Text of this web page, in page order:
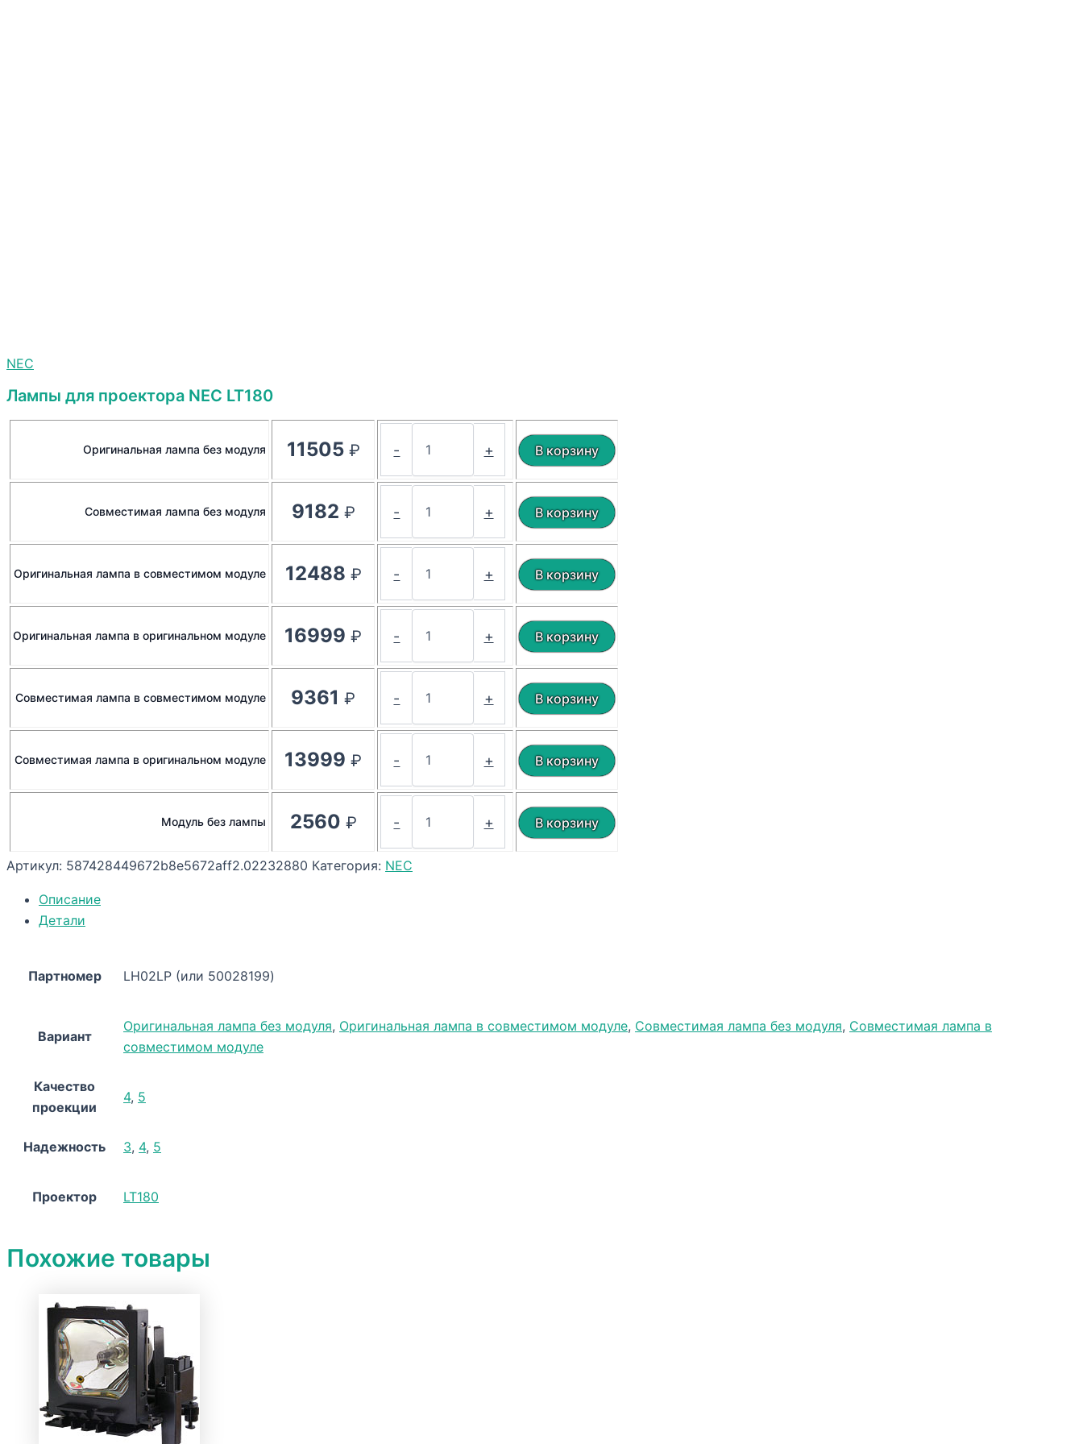
NEC
Лампы для проектора NEC LT180
Оригинальная лампа без модуля 11505₽ - +
Совместимая лампа без модуля 9182 ₽ - +
Оригинальная лампа в совместимом модуле 12488 ₽ - +
Оригинальная лампа в оригинальном модуле 16999 ₽ - +
Совместимая лампа в совместимом модуле 9361 ₽ - +
Совместимая лампа в оригинальном модуле 13999 ₽ - +
Модуль без лампы 2560 ₽ - +
Артикул: 587428449672b8e5672aff2.02232880 Категория: NEC
Описание
Детали
Партномер LH02LP (или 50028199)
Вариант
Оригинальная лампа без модуля, Оригинальная лампа в совместимом модуле, Совместимая лампа без модуля, Совместимая лампа в
совместимом модуле
Качество
проекции
4, 5
Надежность 3, 4, 5
Проектор LT180
Похожие товары